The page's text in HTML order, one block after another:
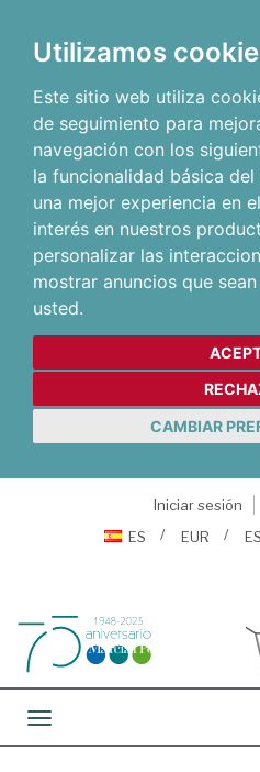
Utilizamos
Este sitio web utiliza
de seguimiento para
navegación con los
la funcionalidad básica
una mejor experiencia en
interés en nuestros
personalizar las
mostrar anuncios que
usted.
CAMBIAR
Iniciar sesión
ES
EUR
Toggle navigation